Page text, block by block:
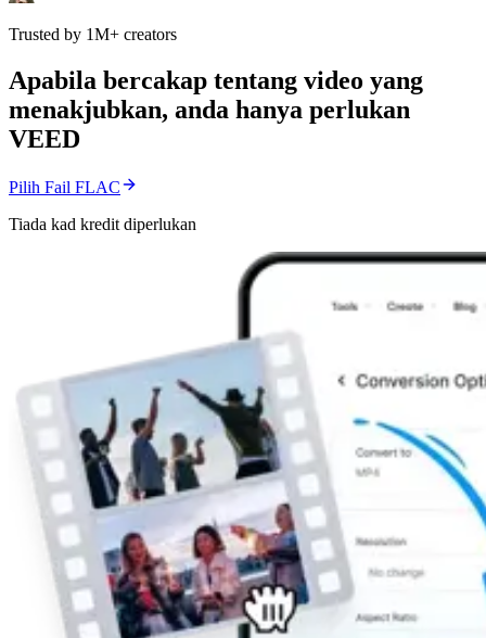
Trusted by 1M+ creators
Apabila bercakap tentang video yang
menakjubkan, anda hanya perlukan
VEED
Pilih Fail FLAC
Tiada kad kredit diperlukan